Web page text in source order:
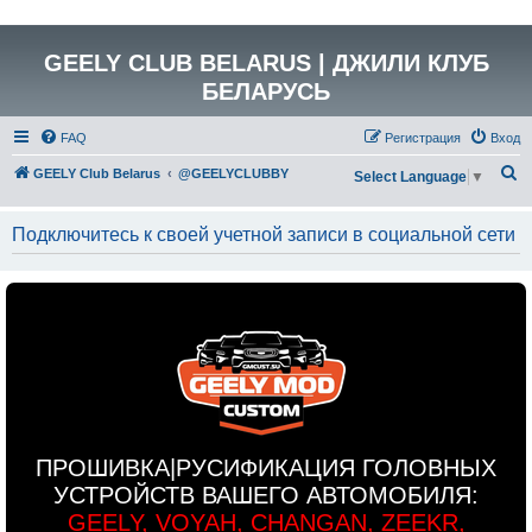
GEELY CLUB BELARUS | ДЖИЛИ КЛУБ
БЕЛАРУСЬ
FAQ Вход
Регистрация
GEELY Club Belarus @GEELYCLUBBY
с
к
Select Language ▼
Подключитесь к своей учетной записи в социальной сети
ПРОШИВКА|РУСИФИКАЦИЯ ГОЛОВНЫХ
УСТРОЙСТВ ВАШЕГО АВТОМОБИЛЯ:
GEELY, VOYAH, CHANGAN, ZEEKR,